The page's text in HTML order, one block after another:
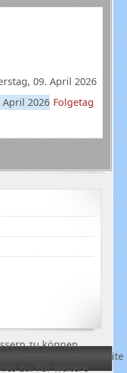
09. April 2026
2026 Folgetag
zu können,
Nutzung der Webseite
zu. Für weitere